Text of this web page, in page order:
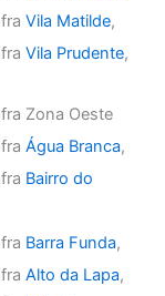
Vila Matilde,
Vila Prudente,
Zona Oeste
Água Branca,
Bairro do
Barra Funda,
Alto da Lapa,